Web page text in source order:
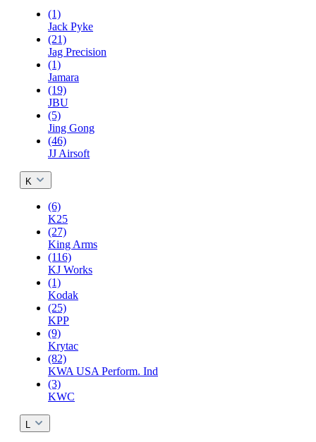
(1)
Jack Pyke
(21)
Jag Precision
(1)
Jamara
(19)
JBU
(5)
Jing Gong
(46)
JJ Airsoft
K
(6)
K25
(27)
King Arms
(116)
KJ Works
(1)
Kodak
(25)
KPP
(9)
Krytac
(82)
KWA USA Perform. Ind
(3)
KWC
L